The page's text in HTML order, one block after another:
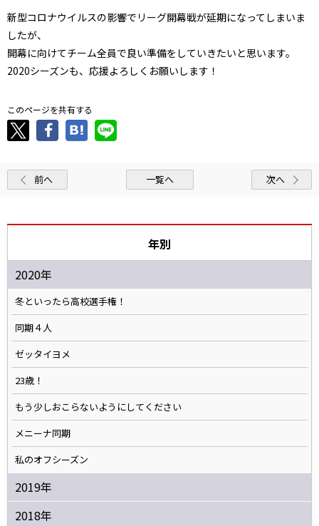
新型コロナウイルスの影響でリーグ開幕戦が延期になってしまいま
したが、
開幕に向けてチーム全員で良い準備をしていきたいと思います。
2020シーズンも、応援よろしくお願いします！
このページを共有する
前へ 一覧へ 次へ
年別
2020年
冬といったら高校選手権！
同期４人
ゼッタイヨメ
23歳！
もう少しおこらないようにしてください
メニーナ同期
私のオフシーズン
2019年
2018年